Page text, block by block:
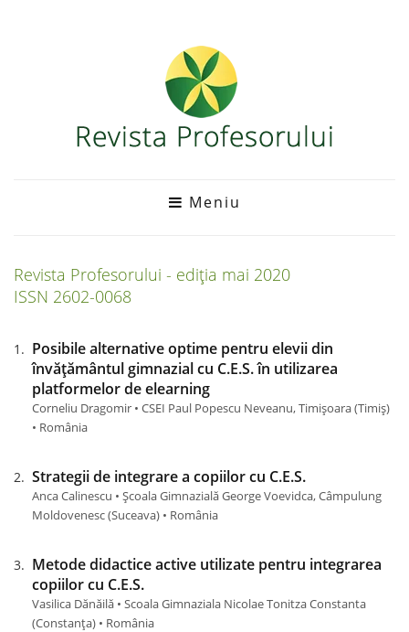
Meniu
Revista Profesorului - ediția mai 2020
ISSN 2602-0068
Posibile alternative optime pentru elevii din
învățământul gimnazial cu C.E.S. în utilizarea
platformelor de elearning
Corneliu Dragomir • CSEI Paul Popescu Neveanu, Timișoara (Timiş)
• România
Strategii de integrare a copiilor cu C.E.S.
Anca Calinescu • Școala Gimnazială George Voevidca, Câmpulung
Moldovenesc (Suceava) • România
Metode didactice active utilizate pentru integrarea
copiilor cu C.E.S.
Vasilica Dănăilă • Scoala Gimnaziala Nicolae Tonitza Constanta
(Constanţa) • România